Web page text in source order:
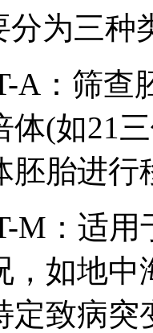
分为三种
筛查胚
体(如21
胚胎进行
：适用
，如地中
致病突